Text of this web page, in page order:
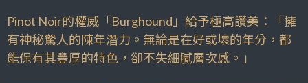
Pinot Noir的權威「Burghound 」給予極高讚美：
「擁
有神秘驚人的陳年潛力。無論是在好或壞的年分，都
能保有其豐厚的特色，卻不失細膩層次感。」